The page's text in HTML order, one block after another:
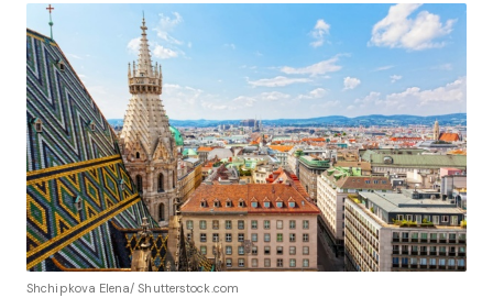
Shchipkova Elena/ Shutterstock.com